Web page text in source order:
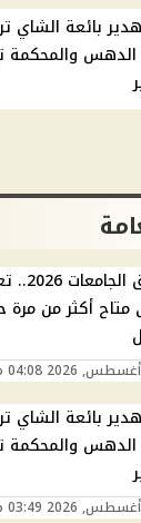
بائعة الشاي
متاح أكثر من مرة
بائعة الشاي